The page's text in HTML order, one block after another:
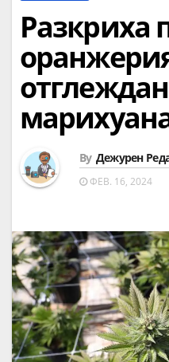
Разкриха
By Дежурен
ФЕВ. 16, 2024